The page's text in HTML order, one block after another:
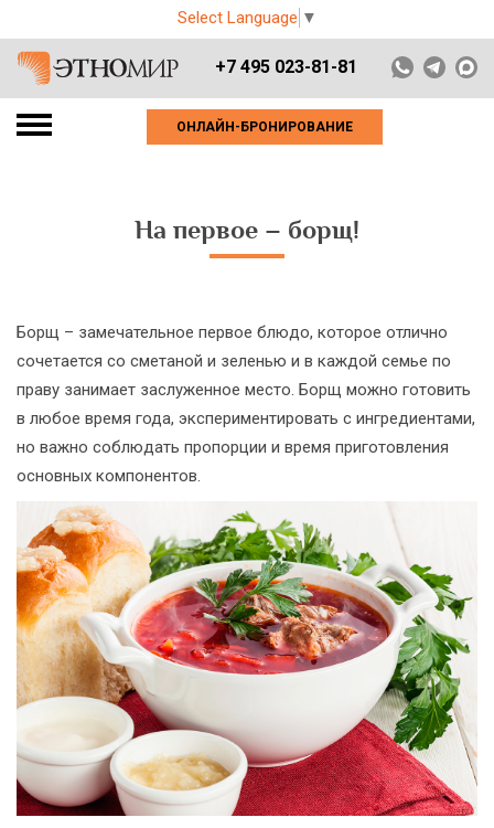
Select Language ▼
+7 495 023-81-81
ОНЛАЙН-БРОНИРОВАНИЕ
На первое – борщ!
Борщ – замечательное первое блюдо, которое отлично
сочетается со сметаной и зеленью и в каждой семье по
праву занимает заслуженное место. Борщ можно готовить
в любое время года, экспериментировать с ингредиентами,
но важно соблюдать пропорции и время приготовления
основных компонентов.